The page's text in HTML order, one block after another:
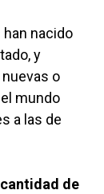
han nacido
y
o
mundo
a las de
cantidad de